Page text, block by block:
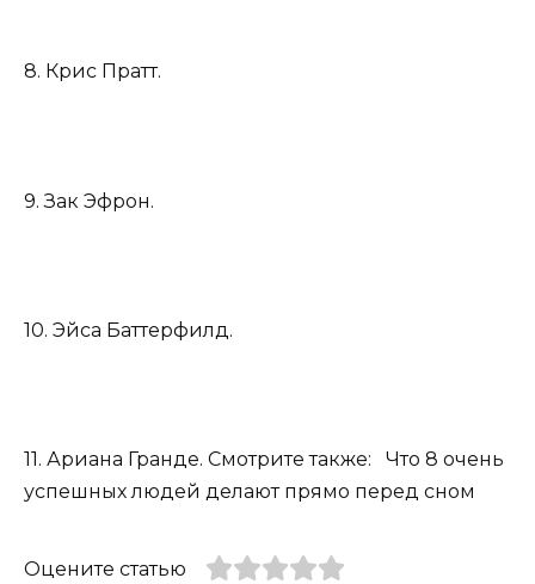
8. Крис Пратт.
9. Зак Эфрон.
10. Эйса Баттерфилд.
11. Ариана Гранде. Смотрите также: Что 8 очень
успешных людей делают прямо перед сном
Оцените статью